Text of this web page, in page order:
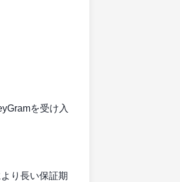
を受け入
り長い保証期